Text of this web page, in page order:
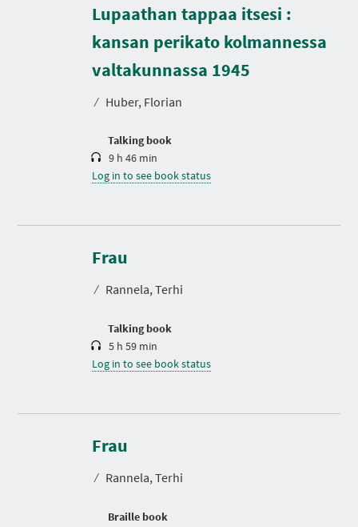
Lupaathan tappaa itsesi :
kansan perikato kolmannessa
valtakunnassa 1945
⁄ Huber, Florian
Talking book
D
u
r
a
i
9 h 46 min
Log in to see book status
Frau
⁄ Rannela, Terhi
Talking book
D
r
a
i
5 h 59 min
Log in to see book status
Frau
⁄ Rannela, Terhi
Braille book